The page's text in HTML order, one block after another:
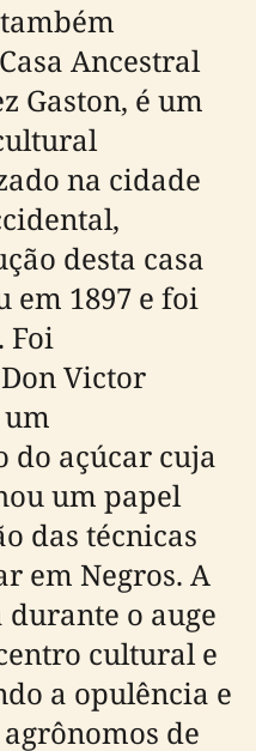
Ancestral
Gaston, é um
na cidade
desta casa
em 1897 e foi
Foi
Victor
um
do açúcar cuja
um papel
das técnicas
em Negros. A
o auge
cultural e
a opulência e
de